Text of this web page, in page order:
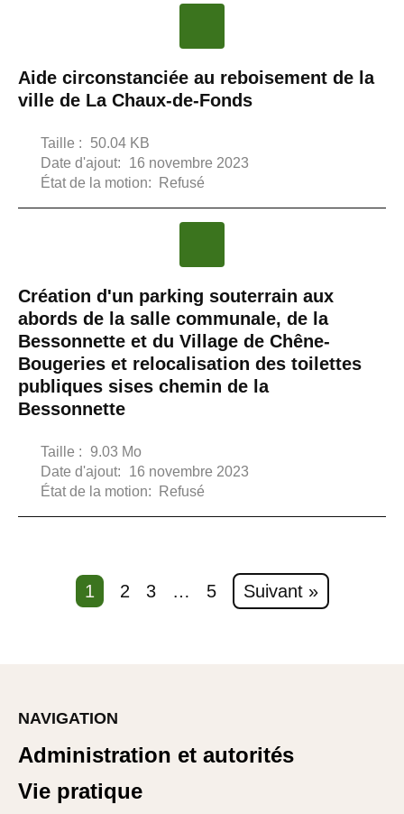
Aide circonstanciée au reboisement de la
ville de La Chaux-de-Fonds
Taille :
50.04 KB
Date d'ajout:
16 novembre 2023
État de la motion: Refusé
Création d'un parking souterrain aux
abords de la salle communale, de la
Bessonnette et du Village de Chêne-
Bougeries et relocalisation des toilettes
publiques sises chemin de la
Bessonnette
Taille :
9.03 Mo
Date d'ajout:
16 novembre 2023
État de la motion: Refusé
1 2 3 … 5 Suivant »
NAVIGATION
Administration et autorités
Vie pratique